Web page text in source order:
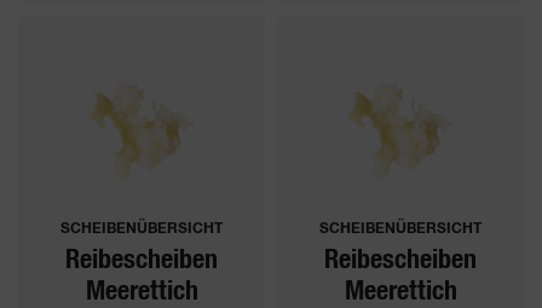
SCHEIBENÜBERSICHT
Reibescheiben
Meerettich
SCHEIBENÜBERSICHT
Reibescheiben
Meerettich